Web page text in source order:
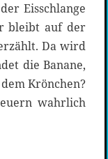
Eisschlange
bleibt auf der
Da wird
die Banane,
Krönchen?
wahrlich